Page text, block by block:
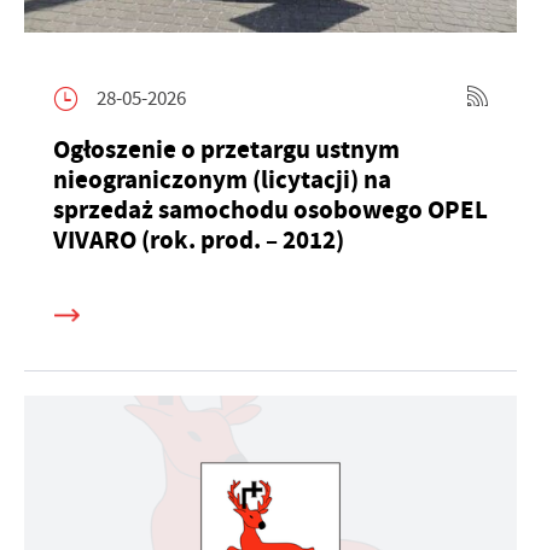
28-05-2026
Ogłoszenie o przetargu ustnym
nieograniczonym (licytacji) na
sprzedaż samochodu osobowego OPEL
VIVARO (rok. prod. – 2012)